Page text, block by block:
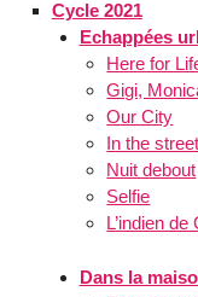
Cycle 2021
Echappées
Here for
Gigi,
Our City
In the street
Nuit debout
Selfie
L’indien
Dans la